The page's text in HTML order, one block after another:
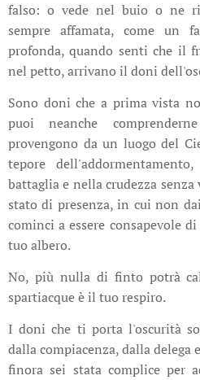
falso: o vede nel buio o ne
sempre affamata, come un
profonda, quando senti che il
nel petto, arrivano il doni
Sono doni che a prima vista
puoi neanche
provengono da un luogo del
tepore
battaglia e nella crudezza
stato di presenza, in cui non
cominci a essere consapevole
tuo albero.
No, più nulla di finto potrà
spartiacque è il tuo respiro.
I doni che ti porta l'oscurità
dalla compiacenza, dalla delega
finora sei stata complice per